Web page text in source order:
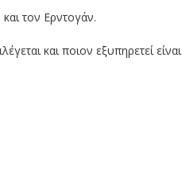
τον Ερντογάν.
και ποιον εξυπηρετεί είναι